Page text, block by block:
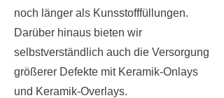
noch länger als Kunsstofffüllungen.
Darüber hinaus bieten wir
selbstverständlich auch die Versorgung
größerer Defekte mit Keramik-Onlays
und Keramik-Overlays.